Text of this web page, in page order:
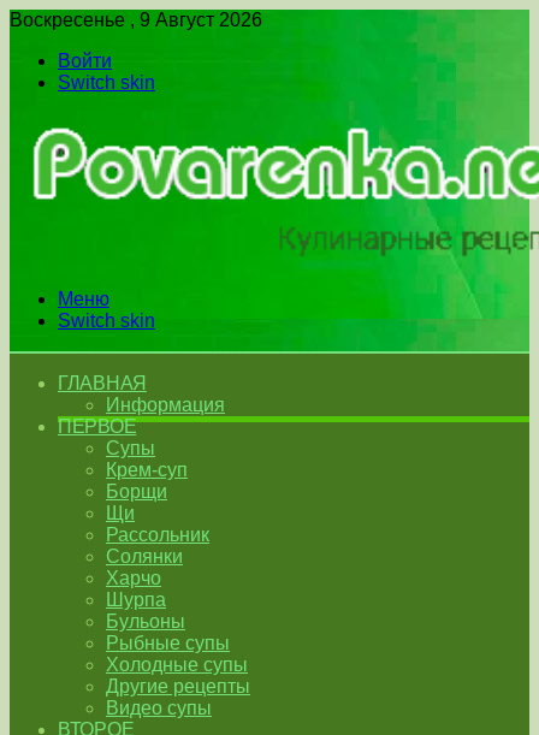
Воскресенье , 9 Август 2026
Войти
Switch skin
Меню
Switch skin
ГЛАВНАЯ
Информация
ПЕРВОЕ
Супы
Крем-суп
Борщи
Щи
Рассольник
Солянки
Харчо
Шурпа
Бульоны
Рыбные супы
Холодные супы
Другие рецепты
Видео супы
ВТОРОЕ